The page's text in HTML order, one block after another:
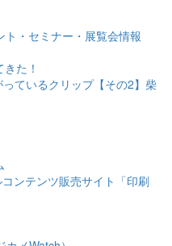
・セミナー・展覧会情報
た！
ているクリップ【その2】柴
ンテンツ販売サイト「印刷